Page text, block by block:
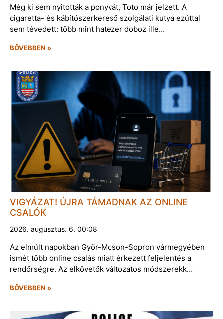
Még ki sem nyitották a ponyvát, Toto már jelzett. A
cigaretta- és kábítószerkereső szolgálati kutya ezúttal
sem tévedett: több mint hatezer doboz ille…
BŐVEBBEN »
VIGYÁZAT! ÚJRA TÁMADNAK AZ ONLINE
CSALÓK
2026. augusztus. 6. 00:08
Az elmúlt napokban Győr-Moson-Sopron vármegyében
ismét több online csalás miatt érkezett feljelentés a
rendőrségre. Az elkövetők változatos módszerekk…
BŐVEBBEN »